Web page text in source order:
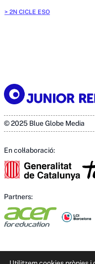
2N CICLE ESO
© 2025 Blue Globe Media
En col·laboració:
Partners: